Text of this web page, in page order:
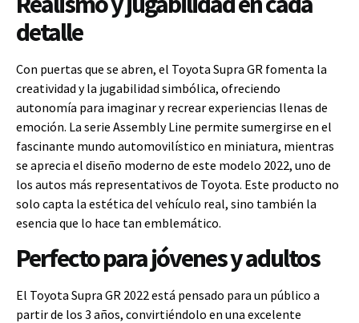
detalle
Con puertas que se abren, el Toyota Supra GR fomenta la
creatividad y la jugabilidad simbólica, ofreciendo
autonomía para imaginar y recrear experiencias llenas de
emoción. La serie Assembly Line permite sumergirse en el
fascinante mundo automovilístico en miniatura, mientras
se aprecia el diseño moderno de este modelo 2022, uno de
los autos más representativos de Toyota. Este producto no
solo capta la estética del vehículo real, sino también la
esencia que lo hace tan emblemático.
Perfecto para jóvenes y adultos
El Toyota Supra GR 2022 está pensado para un público a
partir de los 3 años, convirtiéndolo en una excelente